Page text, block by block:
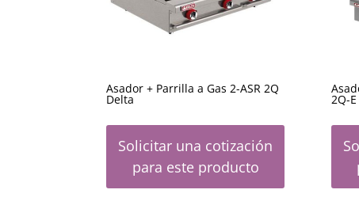
Asador + Parrilla a Gas 2-ASR 2Q
Delta
Solicitar una cotización
para este producto
2Q-E